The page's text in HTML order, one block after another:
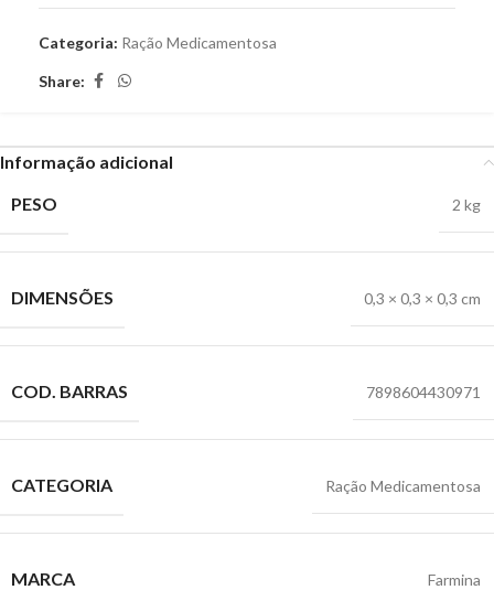
Categoria: Ração Medicamentosa
Share:
Informação adicional
PESO
2 kg
DIMENSÕES 0,3 × 0,3 × 0,3 cm
COD. BARRAS 7898604430971
CATEGORIA Ração Medicamentosa
MARCA Farmina